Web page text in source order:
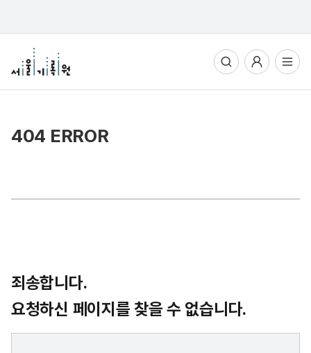
전체메뉴열기
404 ERROR
죄송합니다.
요청하신 페이지를 찾을 수 없습니다.